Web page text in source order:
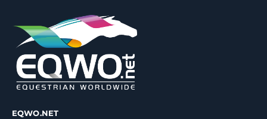
EQWO.NET